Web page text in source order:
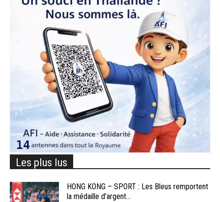
Les plus lus
HONG KONG – SPORT : Les Bleus remportent
la médaille d’argent...